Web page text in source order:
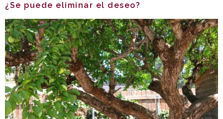
¿Se puede eliminar el deseo?